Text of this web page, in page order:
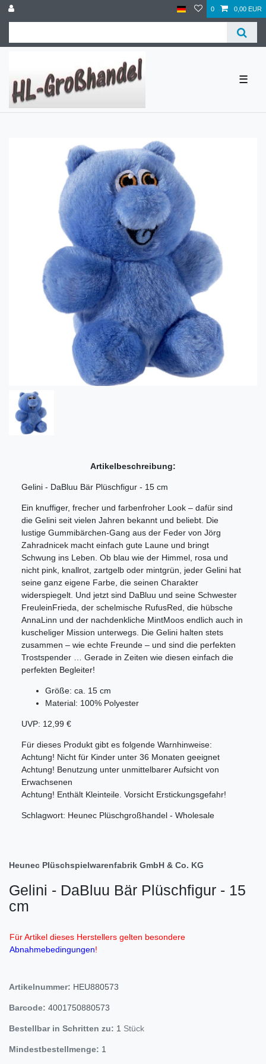
0 0,00 EUR
☰
Artikelbeschreibung:
Gelini - DaBluu Bär Plüschfigur - 15 cm
Ein knuffiger, frecher und farbenfroher Look – dafür sind
die Gelini seit vielen Jahren bekannt und beliebt. Die
lustige Gummibärchen-Gang aus der Feder von Jörg
Zahradnicek macht einfach gute Laune und bringt
Schwung ins Leben. Ob blau wie der Himmel, rosa und
nicht pink, knallrot, zartgelb oder mintgrün, jeder Gelini hat
seine ganz eigene Farbe, die seinen Charakter
widerspiegelt. Und jetzt sind DaBluu und seine Schwester
FreuleinFrieda, der schelmische RufusRed, die hübsche
AnnaLinn und der nachdenkliche MintMoos endlich auch in
kuscheliger Mission unterwegs. Die Gelini halten stets
zusammen – wie echte Freunde – und sind die perfekten
Trostspender … Gerade in Zeiten wie diesen einfach die
perfekten Begleiter!
Größe: ca. 15 cm
Material: 100% Polyester
UVP: 12,99 €
Für dieses Produkt gibt es folgende Warnhinweise:
Achtung! Nicht für Kinder unter 36 Monaten geeignet
Achtung! Benutzung unter unmittelbarer Aufsicht von
Erwachsenen
Achtung! Enthält Kleinteile. Vorsicht Erstickungsgefahr!
Schlagwort: Heunec Plüschgroßhandel - Wholesale
Heunec Plüschspielwarenfabrik GmbH & Co. KG
Gelini - DaBluu Bär Plüschfigur - 15
cm
Für Artikel dieses Herstellers gelten besondere
Abnahmebedingungen!
Artikelnummer: HEU880573
Barcode: 4001750880573
Bestellbar in Schritten zu: 1 Stück
Mindestbestellmenge: 1